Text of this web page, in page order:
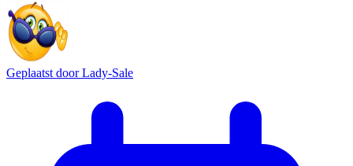
Geplaatst doorLady-Sale